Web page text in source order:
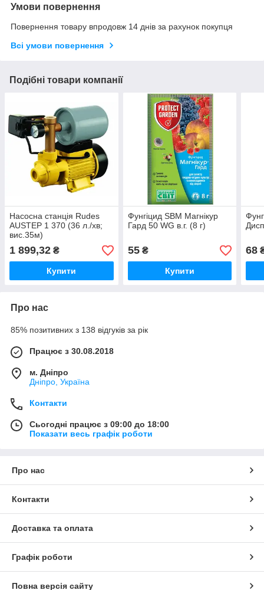
Умови повернення
Повернення товару впродовж 14 днів за рахунок покупця
Всі умови повернення
Подібні товари компанії
Насосна станція Rudes
AUSTEP 1 370 (36 л./хв;
вис.35м)
1 899,32 ₴
Купити
Фунгіцид SBM Магнікур
Гард 50 WG в.г. (8 г)
55₴
Купити
68
Про нас
85% позитивних з 138 відгуків за рік
Працює з 30.08.2018
м. Дніпро
Дніпро, Україна
Контакти
Сьогодні працює з 09:00 до 18:00
Показати весь графік роботи
Про нас
Контакти
Доставка та оплата
Графік роботи
Повна версія сайту